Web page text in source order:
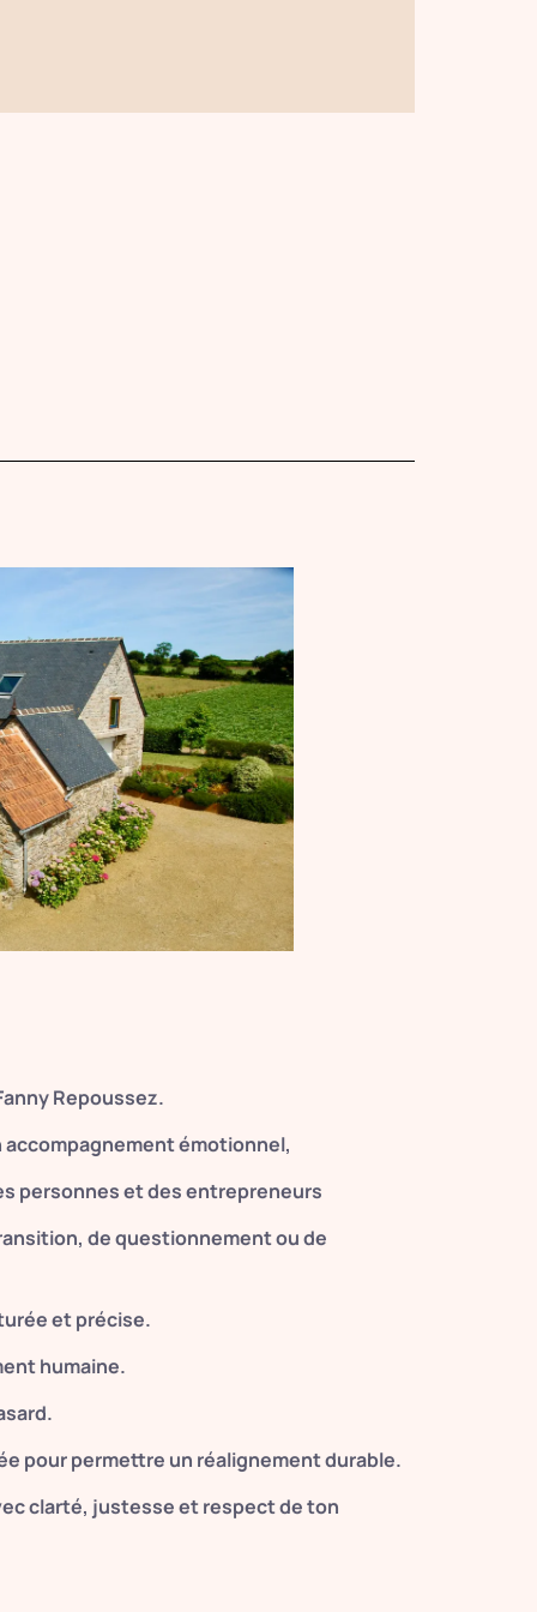
Repoussez.
accompagnement émotionnel,
personnes et des entrepreneurs
de questionnement ou de
et précise.
humaine.
pour permettre un réalignement durable.
clarté, justesse et respect de ton